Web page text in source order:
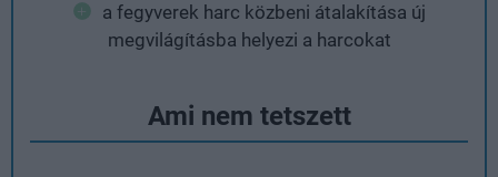
a fegyverek harc közbeni átalakítása új
megvilágításba helyezi a harcokat
Ami nem tetszett